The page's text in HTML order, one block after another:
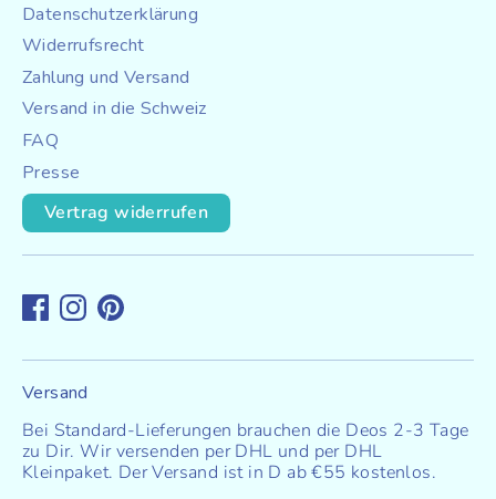
Datenschutzerklärung
Widerrufsrecht
Zahlung und Versand
Versand in die Schweiz
FAQ
Presse
Vertrag widerrufen
Versand
Bei Standard-Lieferungen brauchen die Deos 2-3 Tage
zu Dir. Wir versenden per DHL und per DHL
Kleinpaket. Der Versand ist in D ab €55 kostenlos.